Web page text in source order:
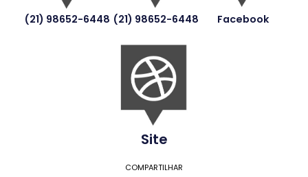
(21) 98652-6448 (21) 98652-6448 Facebook
Site
COMPARTILHAR